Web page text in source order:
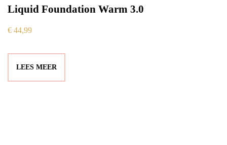
Liquid Foundation Warm 3.0
€ 44,99
LEES MEER